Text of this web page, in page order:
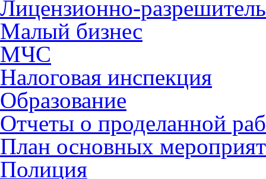
Лицензионно-
Малый бизнес
МЧС
Налоговая инспекция
Образование
Отчеты о проделанной
План основных
Полиция